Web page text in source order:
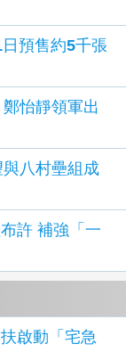
預售約5千張
怡靜領軍出
八村壘組成
許 補強「一
啟動「宅急